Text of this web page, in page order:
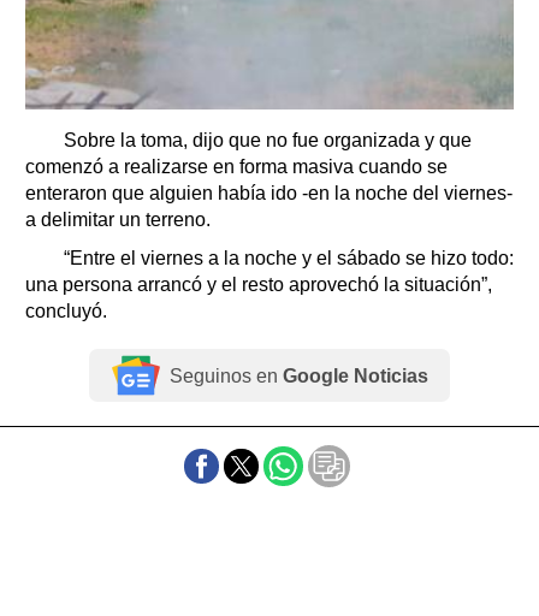
Sobre la toma, dijo que no fue organizada y que
comenzó a realizarse en forma masiva cuando se
enteraron que alguien había ido -en la noche del viernes-
a delimitar un terreno.
“Entre el viernes a la noche y el sábado se hizo todo:
una persona arrancó y el resto aprovechó la situación”,
concluyó.
Seguinos en Google Noticias